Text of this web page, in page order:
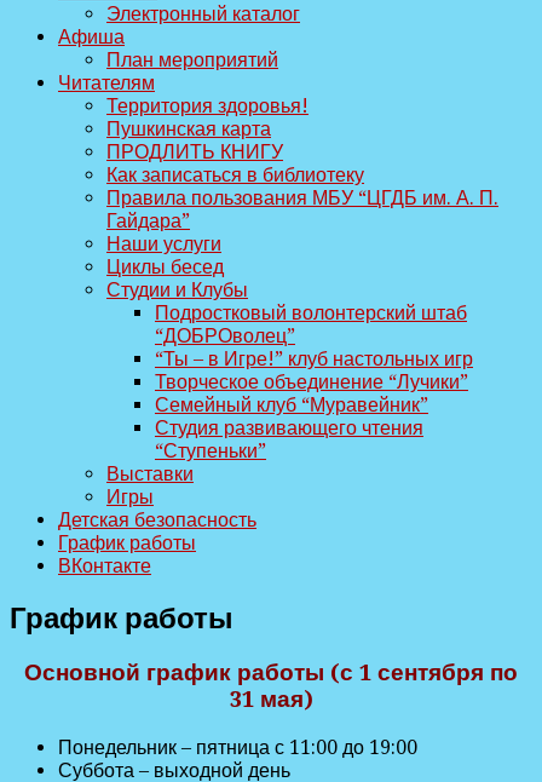
Электронный каталог
Афиша
План мероприятий
Читателям
Территория здоровья!
Пушкинская карта
ПРОДЛИТЬ КНИГУ
Как записаться в библиотеку
Правила пользования МБУ “ЦГДБ им. А. П.
Гайдара”
Наши услуги
Циклы бесед
Студии и Клубы
Подростковый волонтерский штаб
“ДОБРОволец”
“Ты – в Игре!” клуб настольных игр
Творческое объединение “Лучики”
Семейный клуб “Муравейник”
Студия развивающего чтения
“Ступеньки”
Выставки
Игры
Детская безопасность
График работы
ВКонтакте
График работы
Основной график работы (с 1 сентября по
31 мая)
Понедельник – пятница с 11:00 до 19:00
Суббота – выходной день